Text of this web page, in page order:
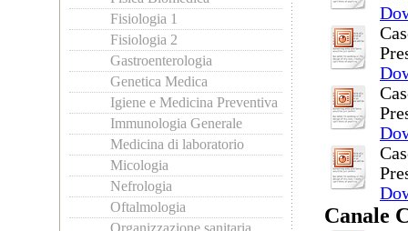
Fisiologia 1
Fisiologia 2
Gastroenterologia
Genetica Medica
Igiene e Medicina Preventiva
Immunologia Generale
Medicina di laboratorio
Micologia
Nefrologia
Oftalmologia
Organizzazione sanitaria
Canale